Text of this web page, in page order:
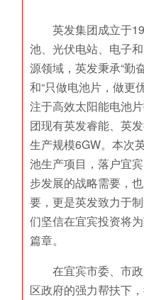
英发集团成立于
池、光伏电站、电子
源领域，英发秉承“勤
和“只做电池片，做更
注于高效太阳能电池
团现有英发睿能、英
生产规模6GW。本次
池生产项目，落户宜
步发展的战略需要，
要，更是英发致力于
们坚信在宜宾投资将
篇章。
在宜宾市委、市
区政府的强力帮扶下